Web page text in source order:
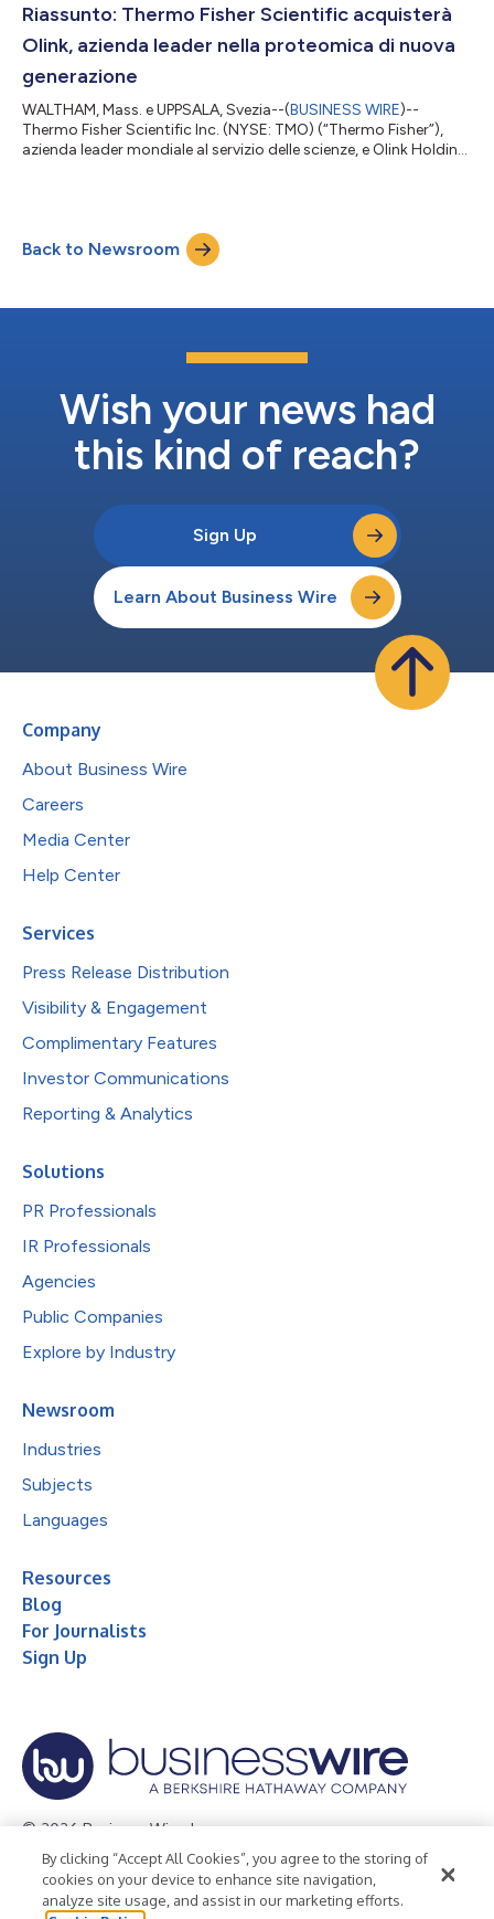
trasformazione digitale non è più una questione di se è veloce,
Riassunto: Thermo Fisher Scientific acquisterà
Olink, azienda leader nella proteomica di nuova
generazione
WALTHAM, Mass. e UPPSALA, Svezia--(BUSINESS WIRE)--
Thermo Fisher Scientific Inc. (NYSE: TMO) (“Thermo Fisher”),
azienda leader mondiale al servizio delle scienze, e Olink Holding
Olink per 26,00 dollari per azione ordinaria in contanti, ossia
26,00 dollari per azione di deposito americana (ADS) in
contanti è stata approvata...
Back to Newsroom
Wish your news had
this kind of reach?
Sign Up
Learn About Business Wire
Company
About Business Wire
Careers
Media Center
Help Center
Services
Press Release Distribution
Visibility & Engagement
Complimentary Features
Investor Communications
Reporting & Analytics
Solutions
PR Professionals
IR Professionals
Agencies
Public Companies
Explore by Industry
Newsroom
Industries
Subjects
Languages
Resources
Blog
For Journalists
Sign Up
© 2026 Business Wire, Inc.
Privacy Policy Cookie Policy
Accessibility Statement
Terms of Use
Legal
By clicking “Accept All Cookies”, you agree to the storing of
cookies on your device to enhance site navigation,
analyze site usage, and assist in our marketing efforts.